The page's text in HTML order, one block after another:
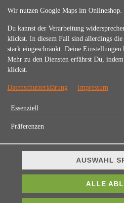
CHICKEN
Hühnerfleisch mit frischem
Wir nutzen Google Maps im Onlineshop.
Du kannst der Verarbeitung
klickst. In diesem Fall sind allerdings
stark eingeschränkt. Deine Einstellungen
Mehr zu den Diensten erfährst Du,
klickst.
Datenschutzerklärung Impressum
Essenziell
Präferenzen
AUSWAHL
ALLE